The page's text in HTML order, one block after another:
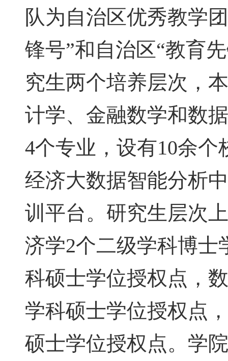
队为自治区优秀教学
锋号”和自治区“教育
究生两个培养层次，
计学、金融数学和数
4个专业，设有10余
经济大数据智能分析
训平台。研究生层次
济学2个二级学科博士
科硕士学位授权点，
学科硕士学位授权点
硕士学位授权点。学